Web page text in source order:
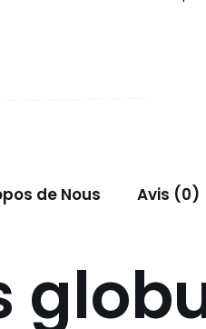
de Nous Avis (0)